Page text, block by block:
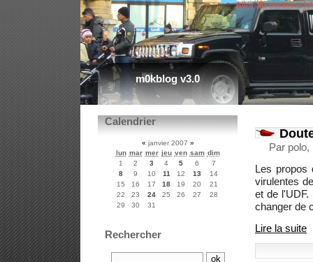
m0kblog v3.0
Aller au contenu|
Par
Les propos
virulentes
et de l'UDF.
changer de
Lire la suite
Calendrier
« janvier 2007 »
lun mar mer jeu ven sam dim
1
2 3 4 5 6
7
8
9 10 11 12 13
14
15
16 17 18 19 20
21
22
23 24 25 26 27
28
29
30 31
Rechercher